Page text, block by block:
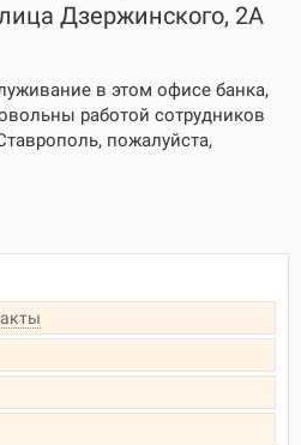
Дзержинского, 2А
в этом офисе банка,
работой сотрудников
пожалуйста,